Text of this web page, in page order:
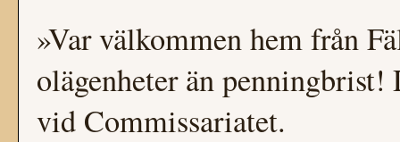
»Var välkommen hem från
olägenheter än
vid Commissariatet.